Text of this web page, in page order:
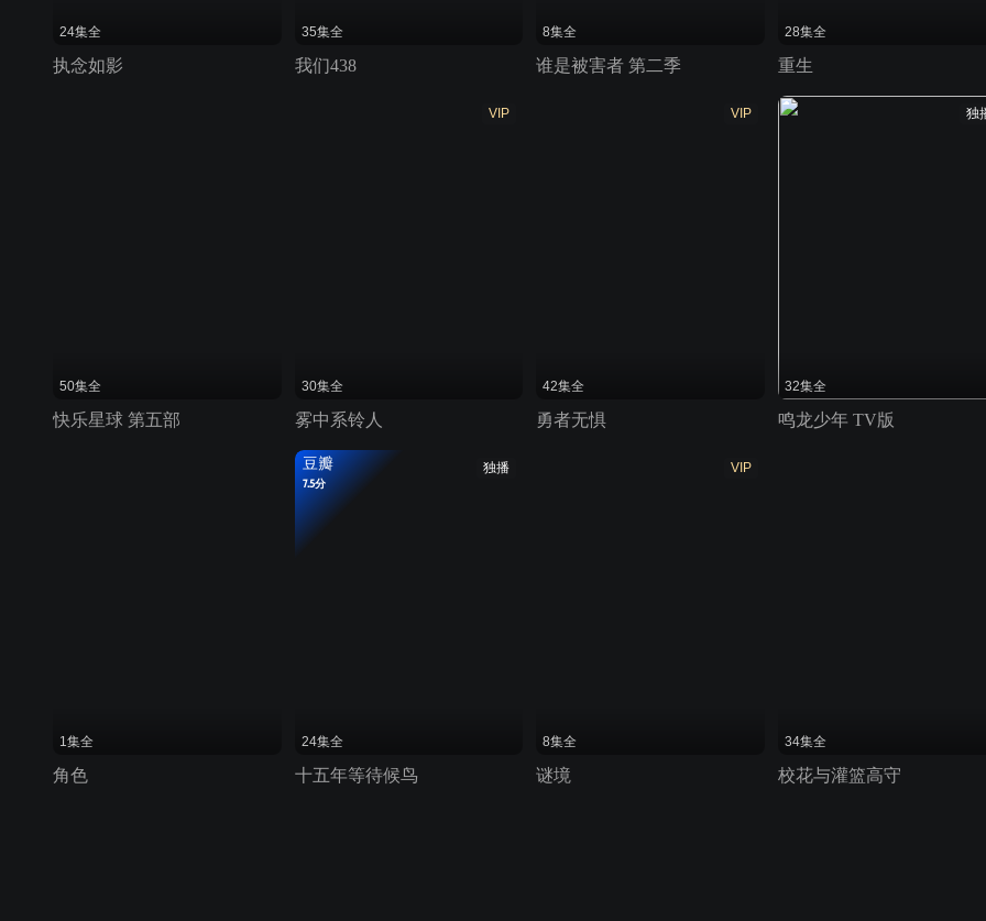
24集全
执念如影
35集全
我们438
8集全
谁是被害者 第二季
28集全
重生
50集全
快乐星球 第五部
VIP
30集全
雾中系铃人
VIP
42集全
勇者无惧
独
32集全
鸣龙少年 TV版
1集全
角色
独播
豆瓣
7.5分
24集全
十五年等待候鸟
VIP
8集全
谜境
34集全
校花与灌篮高守